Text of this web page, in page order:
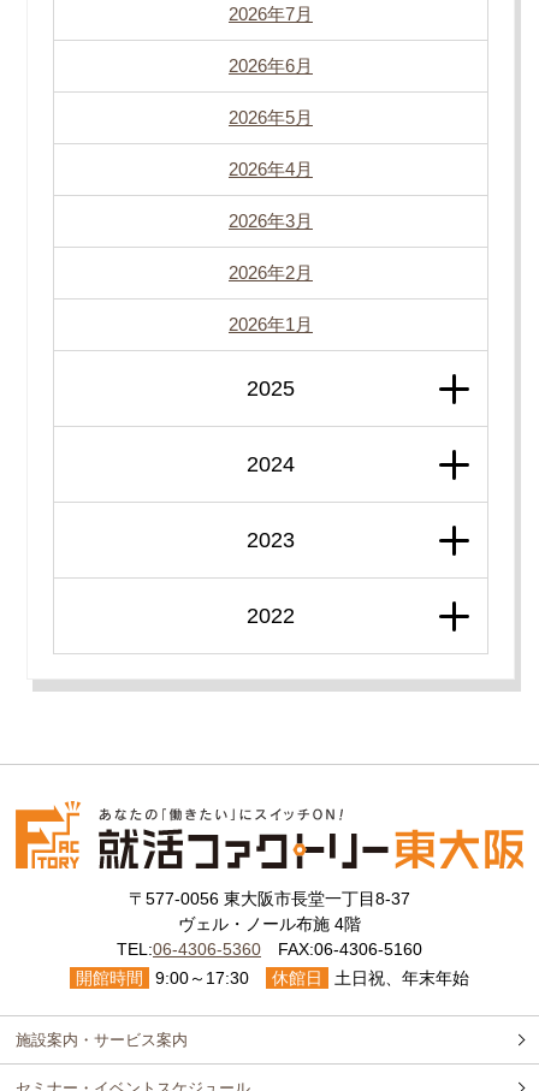
2026年7月
2026年6月
2026年5月
2026年4月
2026年3月
2026年2月
2026年1月
2025
2024
2023
2022
〒577-0056 東大阪市長堂一丁目8-37
ヴェル・ノール布施 4階
TEL:06-4306-5360FAX:06-4306-5160
開館時間
9:00～17:30 休館日 土日祝、年末年始
施設案内・サービス案内